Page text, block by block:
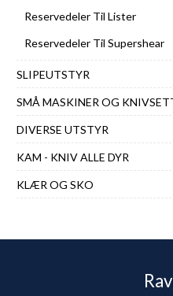
Reservedeler Til Lister
Reservedeler Til Supershear
SLIPEUTSTYR
SMÅ MASKINER OG
DIVERSE UTSTYR
KAM - KNIV ALLE DYR
KLÆR OG SKO